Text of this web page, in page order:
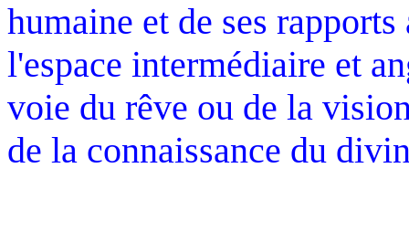
humaine et de ses
l'espace intermédiaire et
voie du rêve ou de la
de la connaissance du